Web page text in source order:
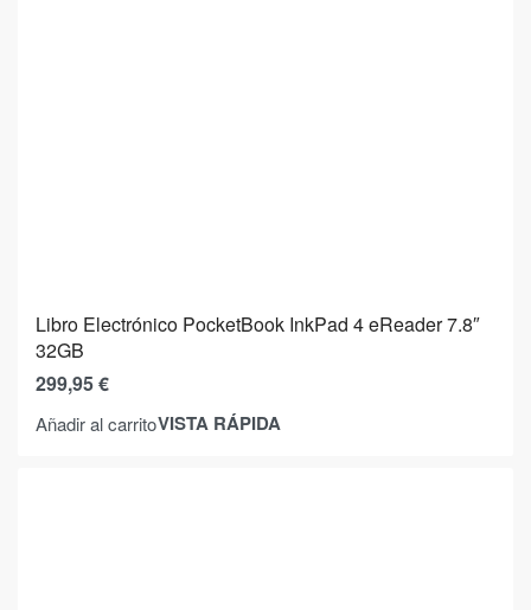
Libro Electrónico PocketBook InkPad 4 eReader 7.8″
32GB
299,95€
Añadir al carritoVISTA RÁPIDA